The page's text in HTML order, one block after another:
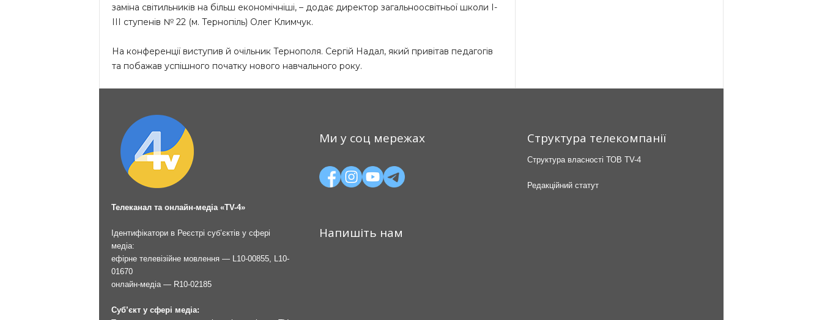
заміна світильників на більш економічніші, – додає директор загальноосвітньої школи І-
ІІІ ступенів № 22 (м. Тернопіль) Олег Климчук.
На конференції виступив й очільник Тернополя. Сергій Надал, який привітав педагогів
та побажав успішного початку нового навчального року.
Телеканал та онлайн-медіа «TV-4»
Ідентифікатори в Реєстрі суб’єктів у сфері
медіа:
ефірне телевізійне мовлення — L10-00855, L10-
01670
онлайн-медіа — R10-02185
Суб’єкт у сфері медіа:
Ми у соц мережах
Напишіть нам
Структура телекомпанії
Структура власності ТОВ TV-4
Редакційний статут